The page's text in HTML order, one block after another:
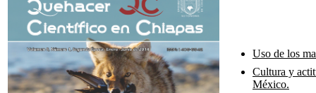
Uso de los
Cultura y
México.